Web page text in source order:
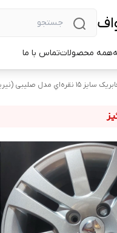
همه محصولاتتماس با ما
نقره‌اي مدل صلیبی (نیریز)